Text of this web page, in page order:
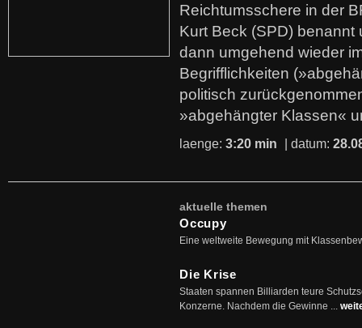
Reichtumsschere in der
Kurt Beck (SPD)
dann umgehend wieder
Begrifflichkeiten
politisch
»abgehängter Klassen«
laenge: 3:20 min | datum:
aktuelle themen
Occupy
Eine weltweite Bewegung mit
Die Krise
Staaten spannen Billiarden teure
Konzerne. Nachdem die Gewinne ...